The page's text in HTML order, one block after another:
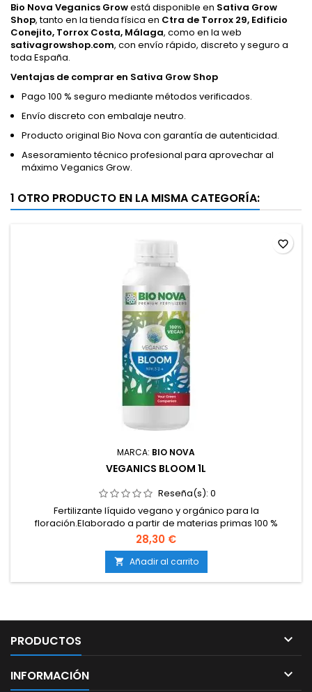
Bio Nova Veganics Growestá disponible en Sativa Grow
Shop, tanto en la tienda física en Ctra de Torrox 29, Edificio
Conejito, Torrox Costa, Málaga, como en la web
sativagrowshop.com, con envío rápido, discreto y seguro a
toda España.
Ventajas de comprar en Sativa Grow Shop
Pago 100 % seguro mediante métodos verificados.
Envío discreto con embalaje neutro.
Producto original Bio Nova con garantía de autenticidad.
Asesoramiento técnico profesional para aprovechar al
máximo Veganics Grow.
1 OTRO PRODUCTO EN LA MISMA CATEGORÍA:
MARCA: BIO NOVA
VEGANICS BLOOM 1L
Reseña(s): 0
Fertilizante líquido vegano y orgánico para la
floración.Elaborado a partir de materias primas 100 %
vegetales.Estimula la formación de flores densas, resinosas
y aromáticas.Favorece la actividad microbiana en el
sustrato.Apto para todo tipo de cultivos, en interior y exterior.
28,30 €
 Añadir al carrito
favorite_border
PRODUCTOS 
INFORMACIÓN 